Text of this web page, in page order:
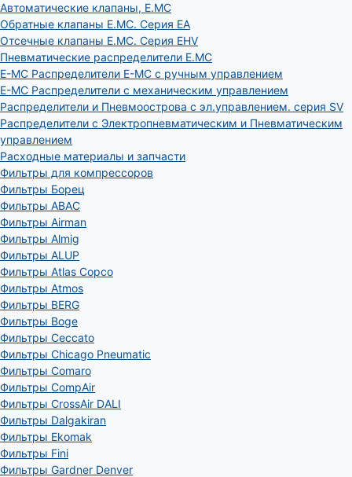
Автоматические клапаны, Е.МС
Обратные клапаны E.MC. Серия EA
Отсечные клапаны E.MC. Серия EHV
Пневматические распределители E.MC
E-MC Распределители E-MC с ручным управлением
E-MC Распределители с механическим управлением
Распределители и Пневмоострова с эл.управлением. серия SV
Распределители с Электропневматическим и Пневматическим
управлением
Расходные материалы и запчасти
Фильтры для компрессоров
Фильтры Борец
Фильтры ABAC
Фильтры Airman
Фильтры Almig
Фильтры ALUP
Фильтры Atlas Copco
Фильтры Atmos
Фильтры BERG
Фильтры Boge
Фильтры Ceccato
Фильтры Chicago Pneumatic
Фильтры Comaro
Фильтры CompAir
Фильтры CrossAir DALI
Фильтры Dalgakiran
Фильтры Ekomak
Фильтры Fini
Фильтры Gardner Denver